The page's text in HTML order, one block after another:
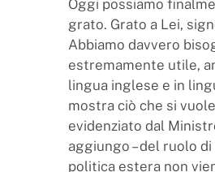
Oggi possiamo
grato. Grato a Lei,
Abbiamo davvero
estremamente utile,
lingua inglese e in
mostra ciò che si
evidenziato dal
aggiungo – del ruolo
politica estera non